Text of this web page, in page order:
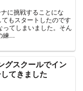
に挑戦することにな
もスタートしたのです
てしまいました。そん
練...
グスクールでイン
てきました